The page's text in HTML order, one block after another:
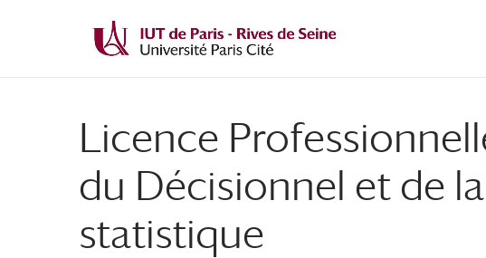
Licence
du Décisionnel et de la
statistique